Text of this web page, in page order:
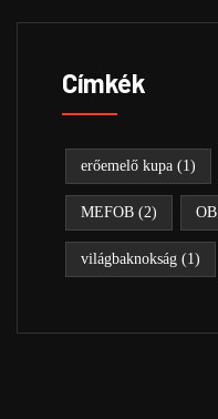
Címkék
erőemelő kupa (1)
MEFOB (2) OB
világbaknokság (1)